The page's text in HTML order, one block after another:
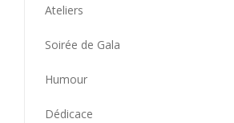
Ateliers
Soirée de Gala
Humour
Dédicace